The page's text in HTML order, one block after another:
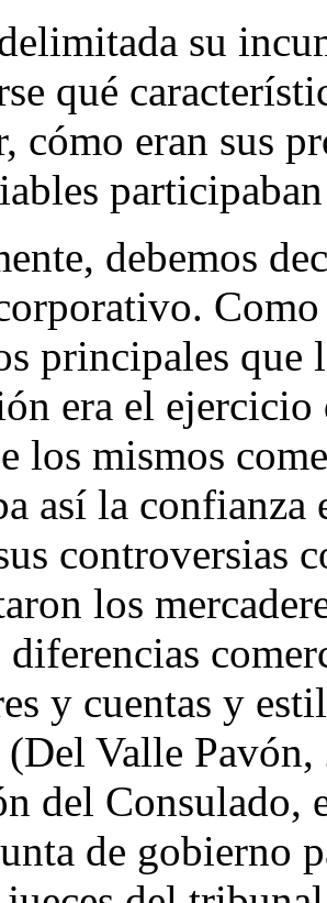
su
qué
cómo eran sus
debemos
principales que
era el
los mismos
así la confianza
controversias
los
y cuentas y
(Del Valle
del Consulado,
de gobierno